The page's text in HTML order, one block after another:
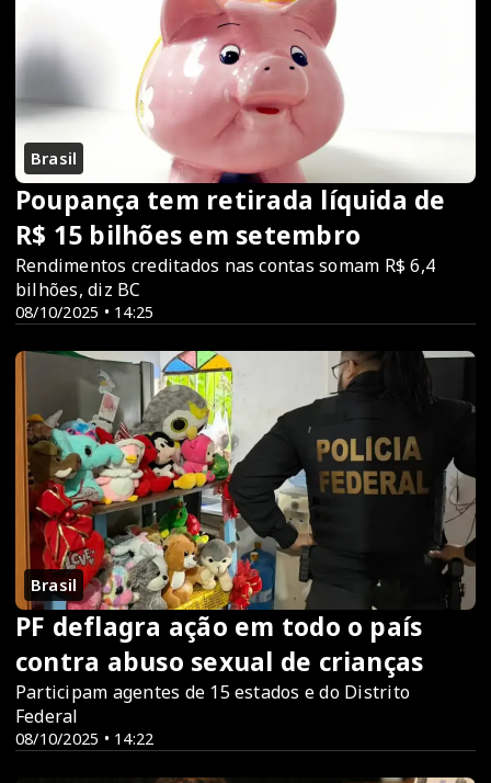
Brasil
08/10/2025 • 14:25
Poupança tem retirada líquida de
R$ 15 bilhões em setembro
Rendimentos creditados nas contas somam R$ 6,4
bilhões, diz BC
Brasil
08/10/2025 • 14:22
PF deflagra ação em todo o país
contra abuso sexual de crianças
Participam agentes de 15 estados e do Distrito
Federal